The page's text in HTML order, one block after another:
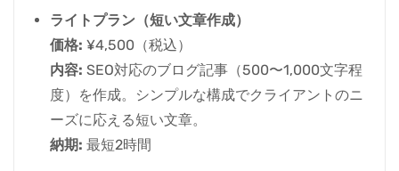
ライトプラン（短い文章作成）
価格: ¥4,500（税込）
内容: SEO対応のブログ記事（500〜1,000文字程
度）を作成。シンプルな構成でクライアントのニ
ーズに応える短い文章。
納期: 最短2時間